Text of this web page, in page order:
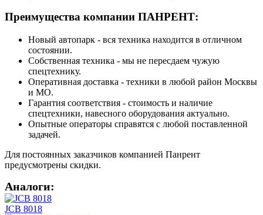
Преимущества компании ПАНРЕНТ:
Новый автопарк - вся техника находится в отличном
состоянии.
Собственная техника - мы не пересдаем чужую
спецтехнику.
Оперативная доставка - техники в любой район Москвы
и МО.
Гарантия соответствия - стоимость и наличие
спецтехники, навесного оборудования актуально.
Опытные операторы справятся с любой поставленной
задачей.
Для постоянных заказчиков компанией Панрент
предусмотрены скидки.
Аналоги:
JCB 8018